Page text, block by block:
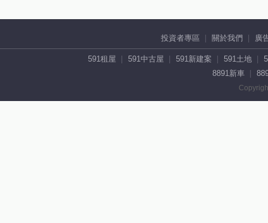
投資者專區 關於我們 廣
591租屋 591中古屋 591新建案 591土地
8891新車